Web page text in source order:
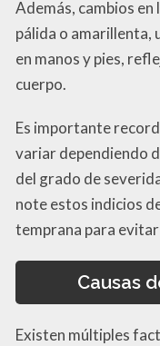
Además, cambios en
pálida o amarillenta,
en manos y pies,
cuerpo.
Es importante
variar dependiendo
del grado de
note estos indicios
temprana para
Causas
Existen múltiples